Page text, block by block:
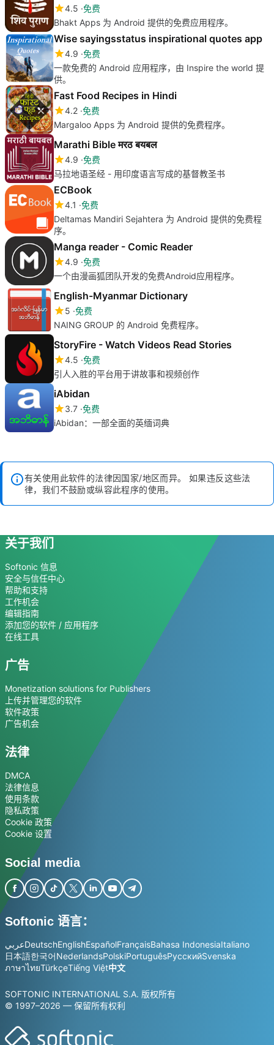
4.5 免费
Bhakt Apps 为 Android 提供的免费应用程序。
Wise sayingsstatus inspirational quotes app
4.9 免费
一款免费的 Android 应用程序，由 Inspire the world 提
供。
Fast Food Recipes in Hindi
4.2 免费
Margaloo Apps 为 Android 提供的免费程序。
Marathi Bible मरठ बयबल
4.9 免费
马拉地语圣经 - 用印度语言写成的基督教圣书
ECBook
4.1 免费
Deltamas Mandiri Sejahtera 为 Android 提供的免费程
序。
Manga reader - Comic Reader
4.9 免费
一个由漫画狐团队开发的免费Android应用程序。
English-Myanmar Dictionary
5 免费
NAING GROUP 的 Android 免费程序。
StoryFire - Watch Videos Read Stories
4.5 免费
引人入胜的平台用于讲故事和视频创作
iAbidan
3.7 免费
iAbidan：一部全面的英缅词典
有关使用此软件的法律因国家/地区而异。 如果违反这些法
律，我们不鼓励或纵容此程序的使用。
关于我们
Softonic 信息
安全与信任中心
帮助和支持
工作机会
编辑指南
添加您的软件 / 应用程序
在线工具
广告
Monetization solutions for Publishers
上传并管理您的软件
软件政策
广告机会
法律
DMCA
法律信息
使用条款
隐私政策
Cookie 政策
Cookie 设置
Social media
Softonic 语言：
عربيDeutschEnglishEspañolFrançaisBahasa IndonesiaItaliano
日本語한국어NederlandsPolskiPortuguêsРусскийSvenska
ภาษาไทยTürkçeTiếng Việt中文
SOFTONIC INTERNATIONAL S.A. 版权所有
© 1997–2026 — 保留所有权利